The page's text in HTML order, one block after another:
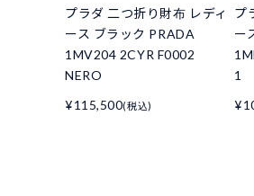
プラダ 二つ折り財布 レディ
ース ブラック PRADA
1MV204 2CYR F0002
NERO
¥115,500(税込)
プ
ー
1